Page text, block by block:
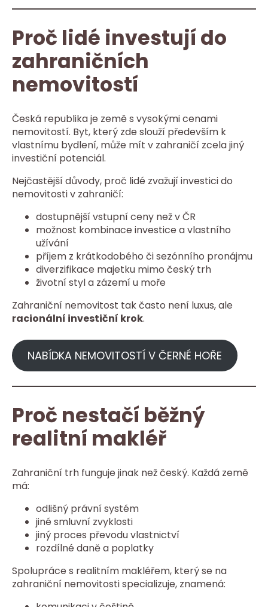
Proč lidé investují do
zahraničních
nemovitostí
Česká republika je země s vysokými cenami
nemovitostí. Byt, který zde slouží především k
vlastnímu bydlení, může mít v zahraničí zcela jiný
investiční potenciál.
Nejčastější důvody, proč lidé zvažují investici do
nemovitosti v zahraničí:
dostupnější vstupní ceny než v ČR
možnost kombinace investice a vlastního
užívání
příjem z krátkodobého či sezónního pronájmu
diverzifikace majetku mimo český trh
životní styl a zázemí u moře
Zahraniční nemovitost tak často není luxus, ale
racionální investiční krok.
NABÍDKA NEMOVITOSTÍ V ČERNÉ HOŘE
Proč nestačí běžný
realitní makléř
Zahraniční trh funguje jinak než český. Každá země
má:
odlišný právní systém
jiné smluvní zvyklosti
jiný proces převodu vlastnictví
rozdílné daně a poplatky
Spolupráce s realitním makléřem, který se na
zahraniční nemovitosti specializuje, znamená: